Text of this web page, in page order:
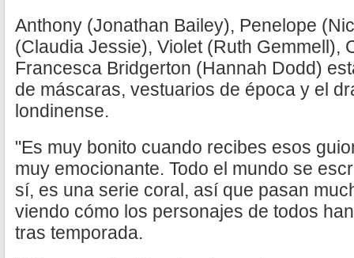
Anthony (Jonathan Bailey), Penelope
(Claudia Jessie), Violet (Ruth Gemmell),
Francesca Bridgerton (Hannah Dodd)
de máscaras, vestuarios de época y el
londinense.
"Es muy bonito cuando recibes esos
muy emocionante. Todo el mundo se
sí, es una serie coral, así que pasan
viendo cómo los personajes de todos
tras temporada.